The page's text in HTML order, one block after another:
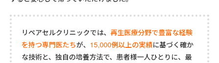
リペアセルクリニックでは、 再生医療分野で豊富な経験
を持つ専門医たちが、 15,000例以上の実績に基づく確か
な技術と、独自の培養方法で、患者様一人ひとりに、最